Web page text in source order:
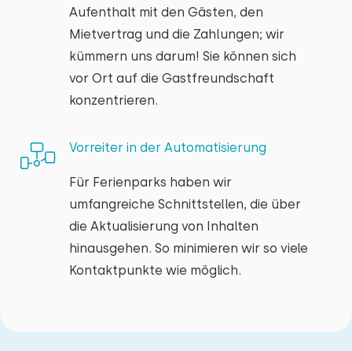
Aufenthalt mit den Gästen, den
Mietvertrag und die Zahlungen; wir
kümmern uns darum! Sie können sich
vor Ort auf die Gastfreundschaft
konzentrieren.
Vorreiter in der Automatisierung
Für Ferienparks haben wir
umfangreiche Schnittstellen, die über
die Aktualisierung von Inhalten
hinausgehen. So minimieren wir so viele
Kontaktpunkte wie möglich.